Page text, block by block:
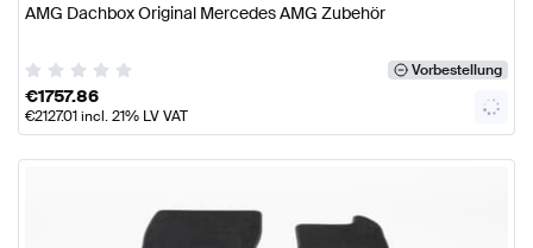
AMG Dachbox Original Mercedes AMG Zubehör
Vorbestellung
€1757.86
€2127.01incl. 21% LV VAT